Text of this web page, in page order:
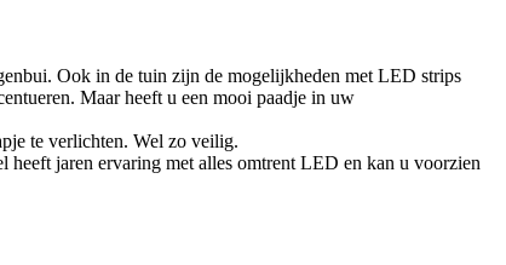
Ook in de tuin zijn de mogelijkheden met LED strips
Maar heeft u een mooi paadje in uw
te verlichten. Wel zo veilig.
jaren ervaring met alles omtrent LED en kan u voorzien